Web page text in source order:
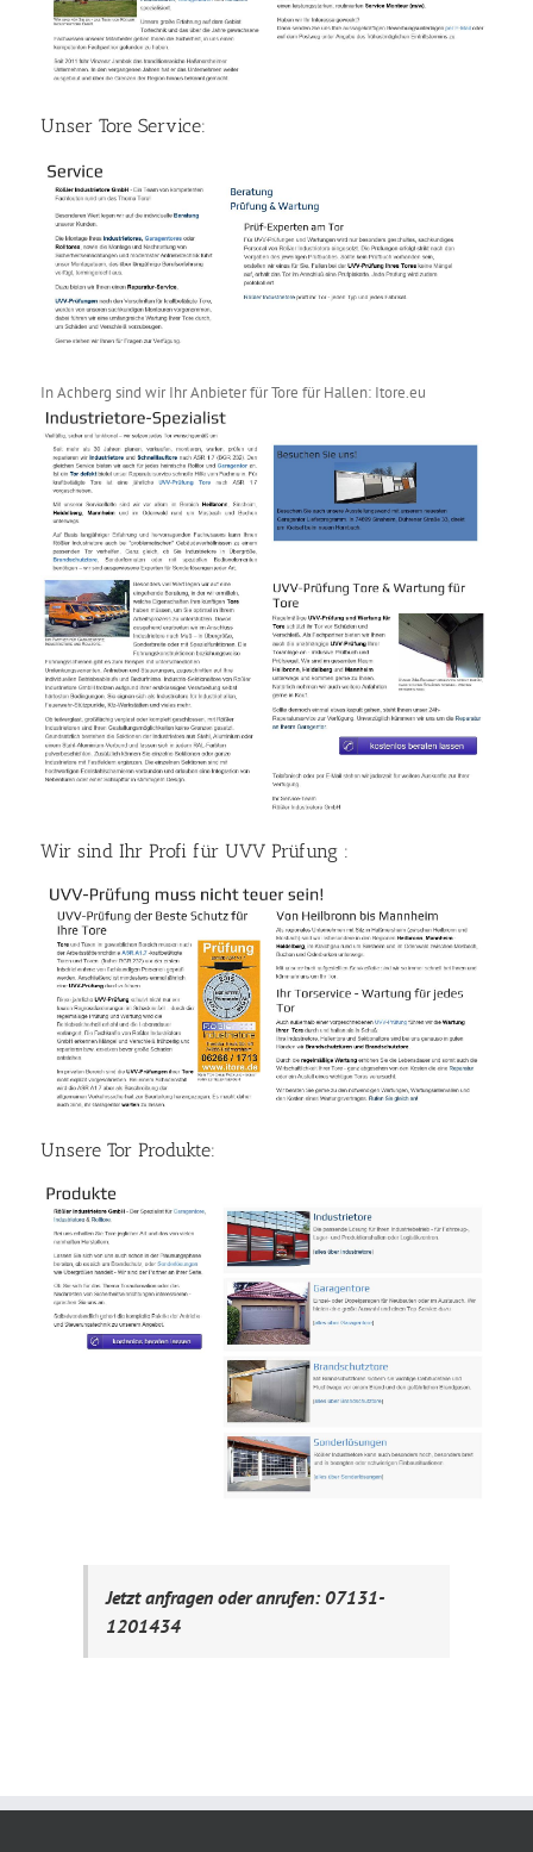
Unser Tore Service:
In Achberg sind wir Ihr Anbieter für Tore für Hallen: Itore.eu
Wir sind Ihr Profi für UVV Prüfung :
Unsere Tor Produkte:
Jetzt anfragen oder anrufen: 07131-
1201434